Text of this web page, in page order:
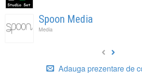
Spoon Media
Media
Adauga prezentare de